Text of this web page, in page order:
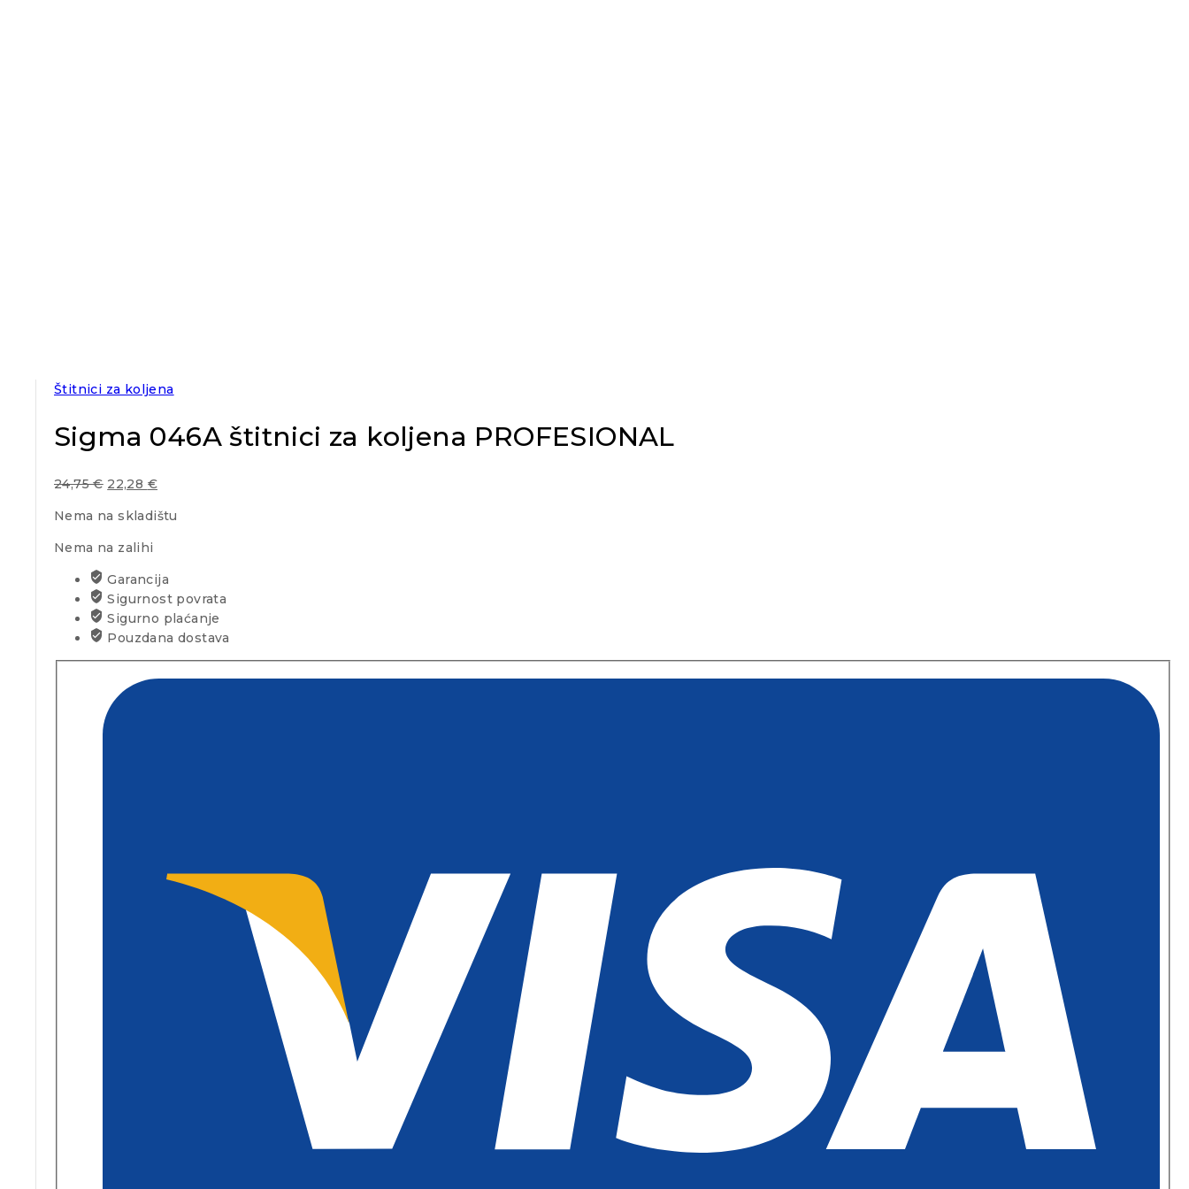
Štitnici za koljena
Sigma 046A štitnici za koljena PROFESIONAL
24,75€ 22,28 €
Nema na skladištu
Nema na zalihi
Garancija
Sigurnost povrata
Sigurno plaćanje
Pouzdana dostava